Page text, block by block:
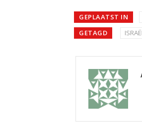
GEPLAATST IN
GETAGD